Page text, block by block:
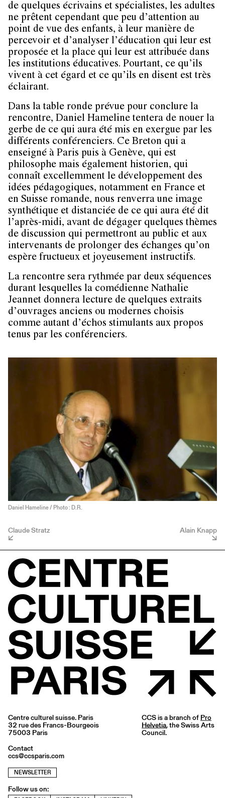
de quelques écrivains et spécialistes, les adultes
ne prêtent cependant que peu d’attention au
point de vue des enfants, à leur manière de
percevoir et d’analyser l’éducation qui leur est
proposée et la place qui leur est attribuée dans
les institutions éducatives. Pourtant, ce qu’ils
vivent à cet égard et ce qu’ils en disent est très
éclairant.
Dans la table ronde prévue pour conclure la
rencontre, Daniel Hameline tentera de nouer la
gerbe de ce qui aura été mis en exergue par les
différents conférenciers. Ce Breton qui a
enseigné à Paris puis à Genève, qui est
philosophe mais également historien, qui
connaît excellemment le développement des
idées pédagogiques, notamment en France et
en Suisse romande, nous renverra une image
synthétique et distanciée de ce qui aura été dit
l’après-midi, avant de dégager quelques thèmes
de discussion qui permettront au public et aux
intervenants de prolonger des échanges qu’on
espère fructueux et joyeusement instructifs.
La rencontre sera rythmée par deux séquences
durant lesquelles la comédienne Nathalie
Jeannet donnera lecture de quelques extraits
d’ouvrages anciens ou modernes choisis
comme autant d’échos stimulants aux propos
tenus par les conférenciers.
Daniel Hameline / Photo : D.R.
Claude Stratz Alain Knapp
Centre culturel suisse. Paris
32 rue des Francs-Bourgeois
75003 Paris
Contact
ccs@ccsparis.com
NEWSLETTER
Follow us on:
CCS is a branch of Pro
Helvetia, the Swiss Arts
Council.